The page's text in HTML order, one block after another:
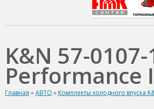
K&N 57-
Performance
Главная »АВТО » Комплекты холодного впуска